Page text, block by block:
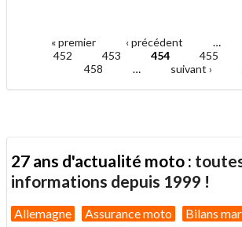
ami
Pages« premier ‹ précédent …
452
453 454 455
458
… suivant ›
27 ans d'actualité moto :
informations depuis 1999 !
Allemagne Assurance moto
Bilans